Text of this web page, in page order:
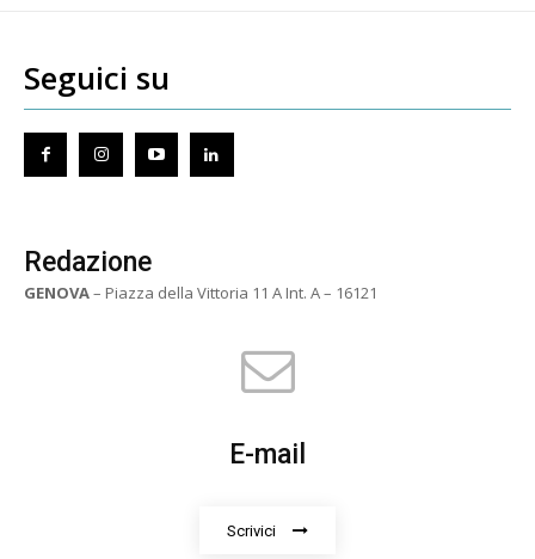
Seguici su
Redazione
GENOVA– Piazza della Vittoria 11 A Int. A – 16121
E-mail
Scrivici